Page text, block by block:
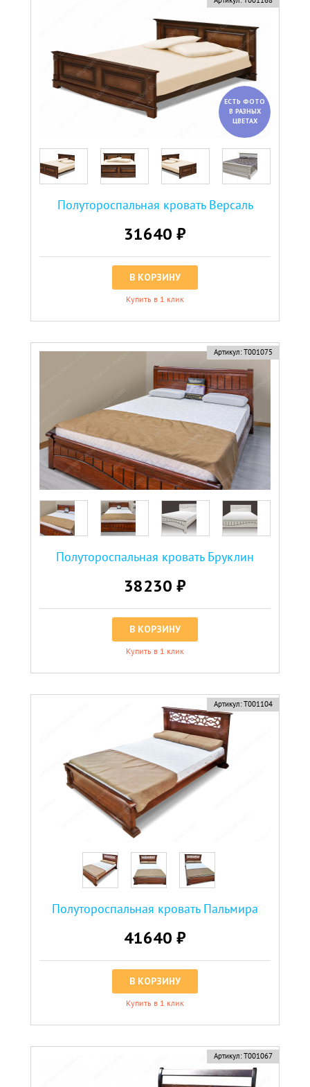
ЕСТЬ ФОТО
В РАЗНЫХ
ЦВЕТАХ
Полутороспальная кровать Версаль
31640 ₽
В КОРЗИНУ
Купить в 1 клик
Артикул: Т001075
Полутороспальная кровать Бруклин
38230 ₽
В КОРЗИНУ
Купить в 1 клик
Артикул: Т001104
Полутороспальная кровать Пальмира
41640 ₽
В КОРЗИНУ
Купить в 1 клик
Артикул: Т001067